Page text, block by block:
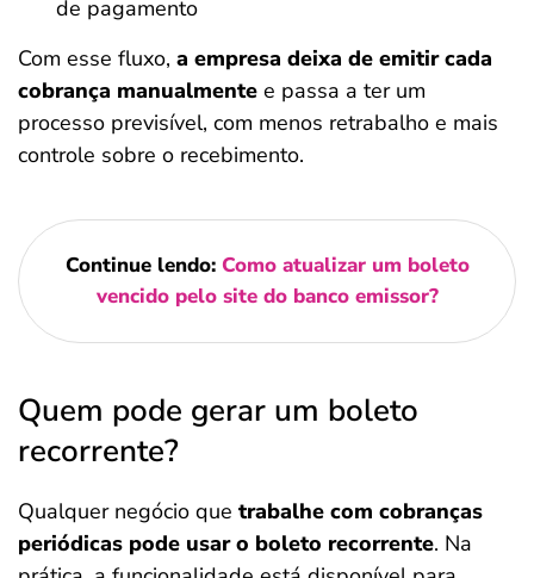
de pagamento
Com esse fluxo, a empresa deixa de emitir cada
cobrança manualmente e passa a ter um
processo previsível, com menos retrabalho e mais
controle sobre o recebimento.
Continue lendo: Como atualizar um boleto
vencido pelo site do banco emissor?
Quem pode gerar um boleto
recorrente?
Qualquer negócio que trabalhe com cobranças
periódicas pode usar o boleto recorrente. Na